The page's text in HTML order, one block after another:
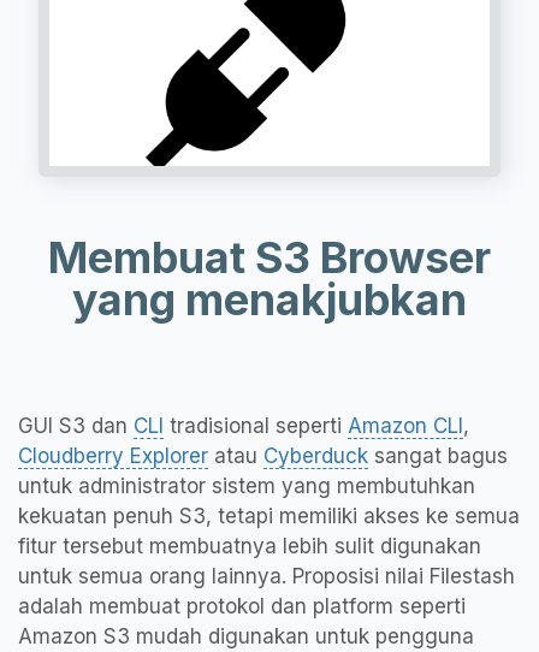
Membuat S3 Browser
yang menakjubkan
GUI S3 dan CLI tradisional seperti Amazon CLI,
Cloudberry Explorer atau Cyberduck sangat bagus
untuk administrator sistem yang membutuhkan
kekuatan penuh S3, tetapi memiliki akses ke semua
fitur tersebut membuatnya lebih sulit digunakan
untuk semua orang lainnya. Proposisi nilai Filestash
adalah membuat protokol dan platform seperti
Amazon S3 mudah digunakan untuk pengguna